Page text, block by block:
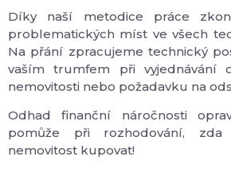
Díky naší metodice práce
problematických míst ve všech
Na přání zpracujeme technický
vaším trumfem při vyjednávání
nemovitosti nebo požadavku na
Odhad finanční náročnosti
pomůže při rozhodování,
nemovitost kupovat!